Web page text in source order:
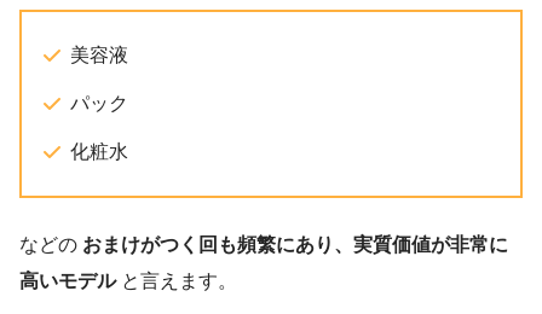
美容液
パック
化粧水
などの おまけがつく回も頻繁にあり、実質価値が非常に
高いモデルと言えます。